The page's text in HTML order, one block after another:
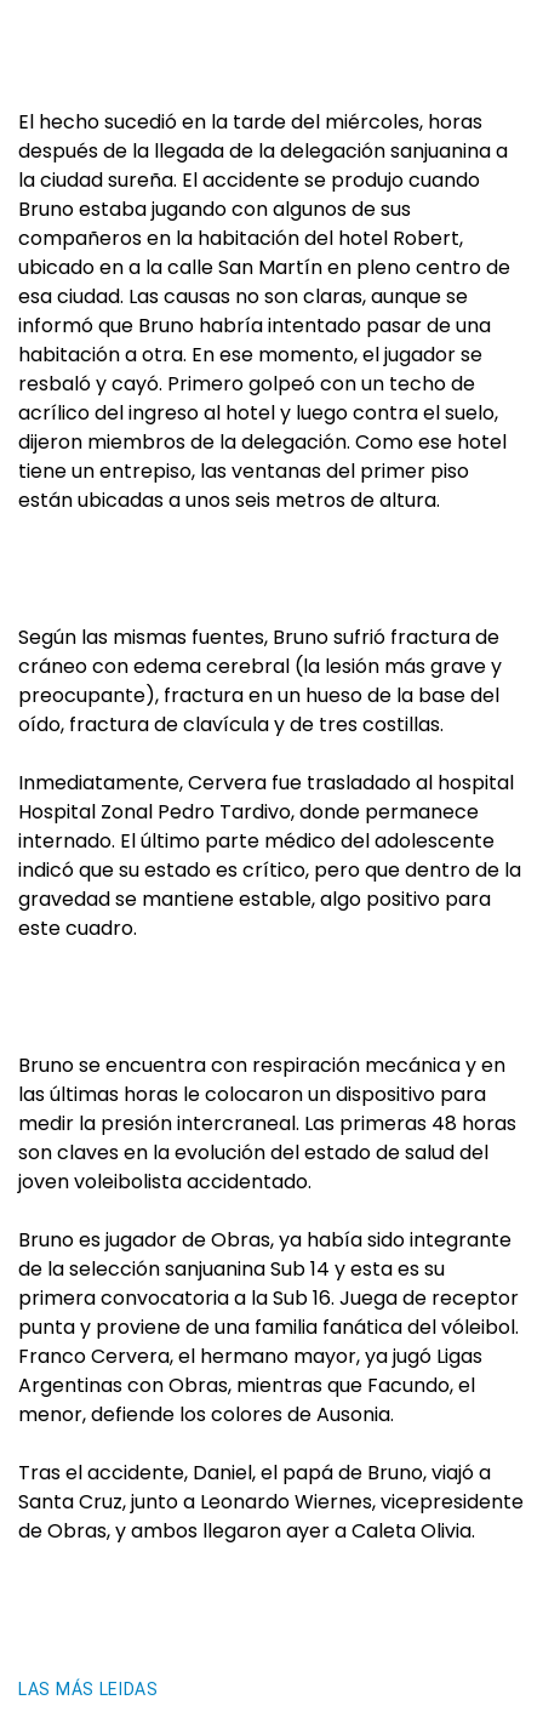
El hecho sucedió en la tarde del miércoles, horas
después de la llegada de la delegación sanjuanina a
la ciudad sureña. El accidente se produjo cuando
Bruno estaba jugando con algunos de sus
compañeros en la habitación del hotel Robert,
ubicado en a la calle San Martín en pleno centro de
esa ciudad. Las causas no son claras, aunque se
informó que Bruno habría intentado pasar de una
habitación a otra. En ese momento, el jugador se
resbaló y cayó. Primero golpeó con un techo de
acrílico del ingreso al hotel y luego contra el suelo,
dijeron miembros de la delegación. Como ese hotel
tiene un entrepiso, las ventanas del primer piso
están ubicadas a unos seis metros de altura.
Según las mismas fuentes, Bruno sufrió fractura de
cráneo con edema cerebral (la lesión más grave y
preocupante), fractura en un hueso de la base del
oído, fractura de clavícula y de tres costillas.
Inmediatamente, Cervera fue trasladado al hospital
Hospital Zonal Pedro Tardivo, donde permanece
internado. El último parte médico del adolescente
indicó que su estado es crítico, pero que dentro de la
gravedad se mantiene estable, algo positivo para
este cuadro.
Bruno se encuentra con respiración mecánica y en
las últimas horas le colocaron un dispositivo para
medir la presión intercraneal. Las primeras 48 horas
son claves en la evolución del estado de salud del
joven voleibolista accidentado.
Bruno es jugador de Obras, ya había sido integrante
de la selección sanjuanina Sub 14 y esta es su
primera convocatoria a la Sub 16. Juega de receptor
punta y proviene de una familia fanática del vóleibol.
Franco Cervera, el hermano mayor, ya jugó Ligas
Argentinas con Obras, mientras que Facundo, el
menor, defiende los colores de Ausonia.
Tras el accidente, Daniel, el papá de Bruno, viajó a
Santa Cruz, junto a Leonardo Wiernes, vicepresidente
de Obras, y ambos llegaron ayer a Caleta Olivia.
LAS MÁS LEIDAS